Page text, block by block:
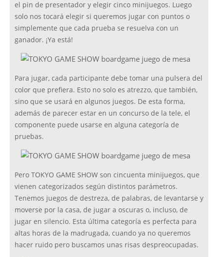
el pin de presentador y elegir cinco minijuegos. Luego
solo nos tocará elegir si queremos jugar con puntos o
simplemente que cada prueba se resuelva con un
ganador. ¡Ya está!
Para jugar, cada participante debe tomar una pulsera del
color que prefiera. Esto no solo es atrezzo, que también,
sino que se usará en algunos juegos. De esta forma,
además de parecer estar en un concurso de la tele, el
componente puede usarse en alguna categoría de
pruebas.
Pero TOKYO GAME SHOW son cincuenta minijuegos, que
vienen categorizados según distintos parámetros.
Tenemos juegos de destreza, de palabras, de levantarse y
moverse por la casa, de jugar a oscuras o, incluso, de
jugar en silencio. Esta última categoría es perfecta para
altas horas de la madrugada, cuando ya no queremos
hacer ruido pero buscamos unas risas despreocupadas.